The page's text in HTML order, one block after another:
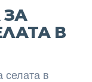
ЗА
В
селата в